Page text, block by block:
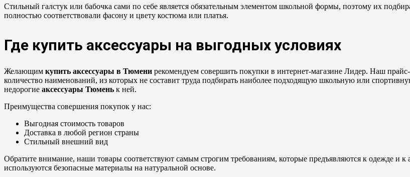
Стильный галстук или бабочка сами по себе является обязательным элементом школьной формы, поэтому их
полностью соответствовали фасону и цвету костюма или платья.
Где купить аксессуары на выгодных условиях
Желающим купить аксессуары в Тюмени рекомендуем совершить покупки в интернет-магазине Лидер. Наш
количество наименований, из которых не составит труда подбирать наиболее подходящую школьную или
недорогие аксессуары Тюмень к ней.
Преимущества совершения покупок у нас:
Выгодная стоимость товаров
Доставка в любой регион страны
Стильный внешний вид
Обратите внимание, наши товары соответствуют самым строгим требованиям, которые предъявляются к одежде и к
используются безопасные материалы на натуральной основе.